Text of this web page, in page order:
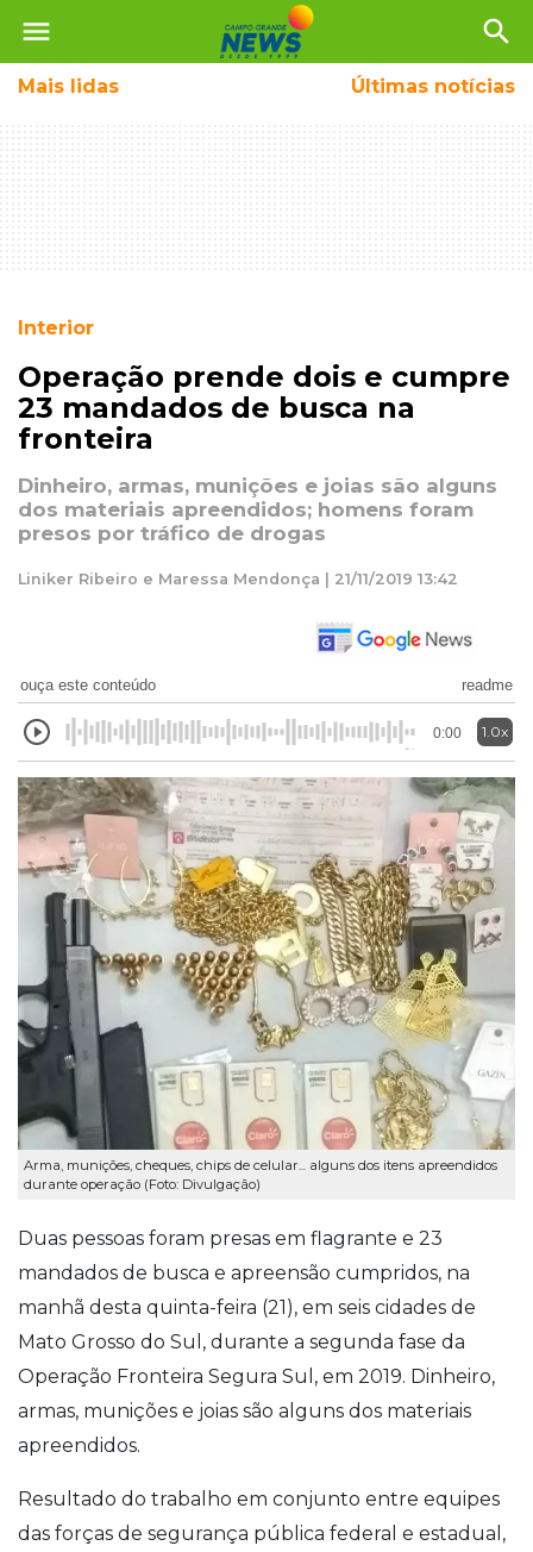
menu search
Mais lidas Últimas notícias
Interior
Operação prende dois e cumpre
23 mandados de busca na
fronteira
Dinheiro, armas, munições e joias são alguns
dos materiais apreendidos; homens foram
presos por tráfico de drogas
Liniker Ribeiro e Maressa Mendonça | 21/11/2019 13:42
ouça este conteúdo readme
0:00 1.0x
Arma, munições, cheques, chips de celular... alguns dos itens apreendidos
durante operação (Foto: Divulgação)
Duas pessoas foram presas em flagrante e 23
mandados de busca e apreensão cumpridos, na
manhã desta quinta-feira (21), em seis cidades de
Mato Grosso do Sul, durante a segunda fase da
Operação Fronteira Segura Sul, em 2019. Dinheiro,
armas, munições e joias são alguns dos materiais
apreendidos.
Resultado do trabalho em conjunto entre equipes
das forças de segurança pública federal e estadual,